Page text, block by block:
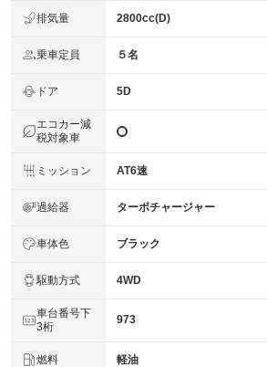
排気量 2800cc(D)
乗車定員 ５名
ドア 5D
エコカー減
税対象車
ミッション AT6速
過給器 ターボチャージャー
車体色 ブラック
駆動方式 4WD
車台番号下
3桁
973
燃料 軽油